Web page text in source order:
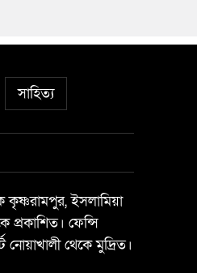
সাহিত্য
ইসলামিয়া
প্রকাশিত। ফেন্সি
নোয়াখালী থেকে মুদ্রিত।